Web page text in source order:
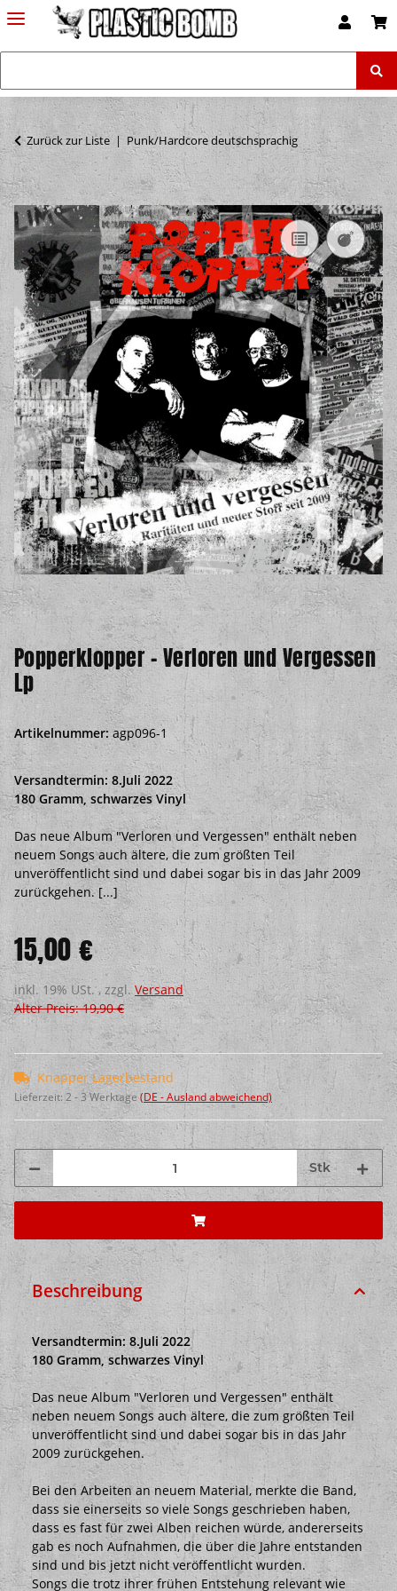
Zurück zur Liste Punk/Hardcore deutschsprachig
Popperklopper - Verloren und Vergessen
Lp
Artikelnummer: agp096-1
Versandtermin: 8.Juli 2022
180 Gramm, schwarzes Vinyl
Das neue Album "Verloren und Vergessen" enthält neben
neuem Songs auch ältere, die zum größten Teil
unveröffentlicht sind und dabei sogar bis in das Jahr 2009
zurückgehen. [...]
15,00 €
inkl. 19% USt. , zzgl. Versand
Alter Preis: 19,90 €
Knapper Lagerbestand
Lieferzeit: 2 - 3 Werktage(DE - Ausland abweichend)
Stk
Beschreibung
Versandtermin: 8.Juli 2022
180 Gramm, schwarzes Vinyl
Das neue Album "Verloren und Vergessen" enthält
neben neuem Songs auch ältere, die zum größten Teil
unveröffentlicht sind und dabei sogar bis in das Jahr
2009 zurückgehen.
Bei den Arbeiten an neuem Material, merkte die Band,
dass sie einerseits so viele Songs geschrieben haben,
dass es fast für zwei Alben reichen würde, andererseits
gab es noch Aufnahmen, die über die Jahre entstanden
sind und bis jetzt nicht veröffentlicht wurden.
Songs die trotz ihrer frühen Entstehung relevant wie